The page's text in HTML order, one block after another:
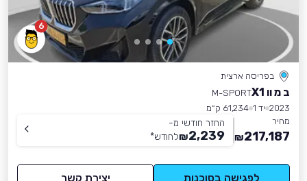
6
בפריסה ארצית
ב מ וו X1
M-SPORT
2023 יד 1
61,234 ק״מ
מחיר
217,187
₪
החזר חודשי מ-
2,239
₪לחודש*
לפגישה בסוכנות יצירת קשר